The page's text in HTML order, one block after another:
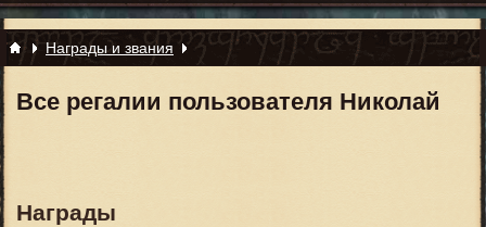
Награды и звания
Все регалии пользователя Николай
Награды